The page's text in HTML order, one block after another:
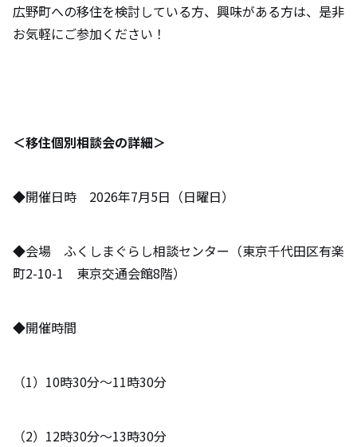
広野町への移住を検討している方、興味がある方は、是非
お気軽にご参加ください！
＜移住個別相談会の詳細＞
◆開催日時 2026年7月5日（日曜日）
◆会場 ふくしまぐらし相談センター（東京千代田区有楽
町2-10-1 東京交通会館8階）
◆開催時間
（1）10時30分～11時30分
（2）12時30分～13時30分